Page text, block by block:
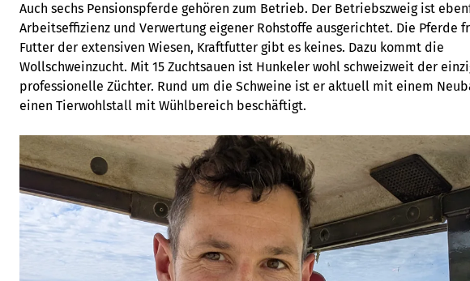
Auch sechs Pensionspferde gehören zum Betrieb. Der Betriebszweig ist
Arbeitseffizienz und Verwertung eigener Rohstoffe ausgerichtet. Die Pferde
Futter der extensiven Wiesen, Kraftfutter gibt es keines. Dazu kommt die
Wollschweinzucht. Mit 15 Zuchtsauen ist Hunkeler wohl schweizweit der
professionelle Züchter. Rund um die Schweine ist er aktuell mit einem
einen Tierwohlstall mit Wühlbereich beschäftigt.